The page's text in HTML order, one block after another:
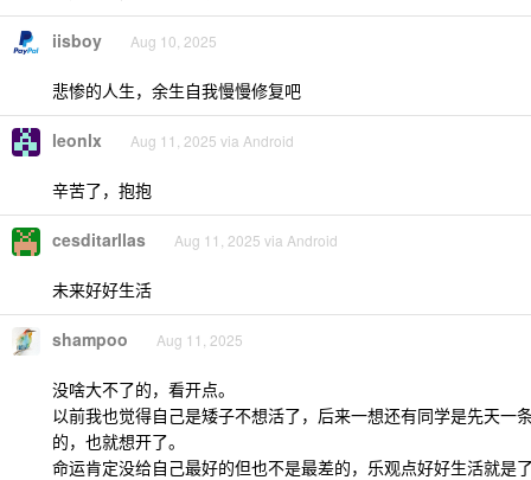
iisboy Aug 10, 2025
悲惨的人生，余生自我慢慢修复吧
leonlx Aug 11, 2025 via Android
辛苦了，抱抱
cesditarllas Aug 11, 2025 via Android
未来好好生活
shampoo Aug 11, 2025
没啥大不了的，看开点。
以前我也觉得自己是矮子不想活了，后来一想还有同学是先天一
的，也就想开了。
命运肯定没给自己最好的但也不是最差的，乐观点好好生活就是